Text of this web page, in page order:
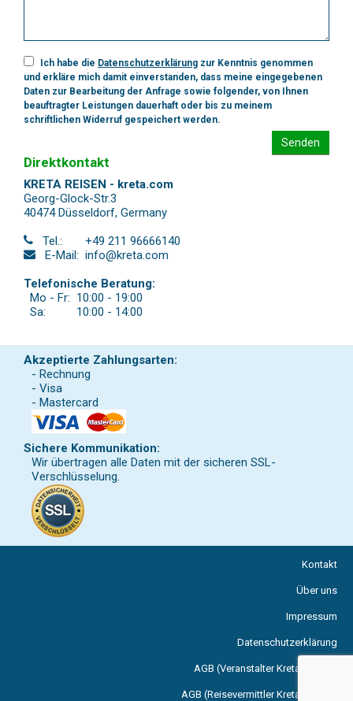
Ich habe die Datenschutzerklärung zur Kenntnis genommen
und erkläre mich damit einverstanden, dass meine eingegebenen
Daten zur Bearbeitung der Anfrage sowie folgender, von Ihnen
beauftragter Leistungen dauerhaft oder bis zu meinem
schriftlichen Widerruf gespeichert werden.
Senden
Direktkontakt
KRETA REISEN - kreta.com
Georg-Glock-Str.3
40474 Düsseldorf, Germany
Tel.:
+49 211 96666140
E-Mail: info@kreta.com
Telefonische Beratung:
Mo - Fr: 10:00 - 19:00
Sa:
10:00 - 14:00
Akzeptierte Zahlungsarten:
- Rechnung
- Visa
- Mastercard
Sichere Kommunikation:
Wir übertragen alle Daten mit der sicheren SSL-
Verschlüsselung.
Kontakt
Über uns
Impressum
Datenschutzerklärung
AGB (Veranstalter Kreta Reisen)
AGB (Reisevermittler Kreta Reisen)